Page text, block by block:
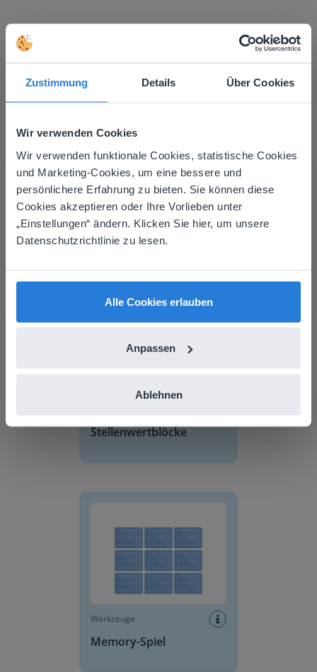
Zustimmung Details Über Cookies
Wir verwenden Cookies
Wir verwenden funktionale Cookies, statistische Cookies
und Marketing-Cookies, um eine bessere und
persönlichere Erfahrung zu bieten. Sie können diese
Cookies akzeptieren oder Ihre Vorlieben unter
„Einstellungen“ ändern. Klicken Sie hier, um unsere
Datenschutzrichtlinie zu lesen.
Alle Cookies erlauben
Anpassen
Ablehnen
Klassensitzplan
Werkzeuge
Klassensitzplan
Stellenwertblöcke
Stellenwertblöcke
Werkzeuge
Memory-Spiel
This website doesn't match
your location
Based on your location, we think you might
prefer to visit our English website. There you'll
English
Deutsch